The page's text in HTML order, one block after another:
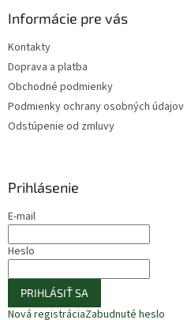
Informácie pre vás
Kontakty
Doprava a platba
Obchodné podmienky
Podmienky ochrany osobných údajov
Odstúpenie od zmluvy
Prihlásenie
E-mail
Heslo
PRIHLÁSIŤ SA
Nová registráciaZabudnuté heslo